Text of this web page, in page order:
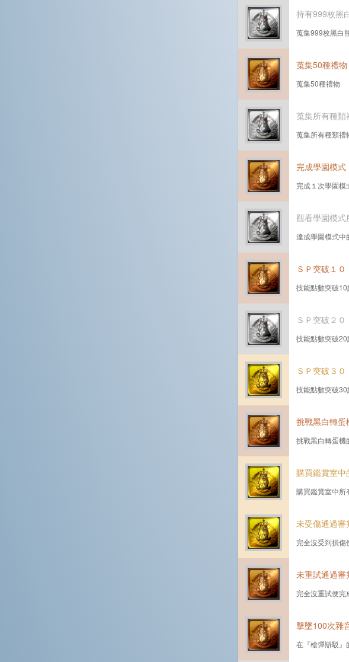
持有999枚黑
蒐集999枚黑白
蒐集50種禮物
蒐集50種禮物
蒐集所有種類
蒐集所有種類禮
完成學園模式
完成１次學園模
觀看學園模式
達成學園模式中
ＳＰ突破１０
技能點數突破10
ＳＰ突破２０
技能點數突破20
ＳＰ突破３０
技能點數突破30
挑戰黑白轉蛋
挑戰黑白轉蛋機
購買鑑賞室中
購買鑑賞室中所
未受傷通過審
完全沒受到損傷
未重試通過審
完全沒重試便完
擊墜100次雜
在『槍彈辯駁』